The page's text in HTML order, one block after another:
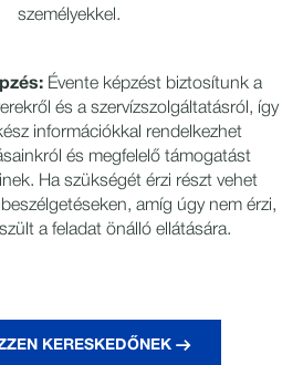
személyekkel.
Évente képzést biztosítunk a
és a szervízszolgáltatásról, így
információkkal rendelkezhet
és megfelelő támogatást
Ha szükségét érzi részt vehet
amíg úgy nem érzi,
a feladat önálló ellátására.
KERESKEDŐNEK